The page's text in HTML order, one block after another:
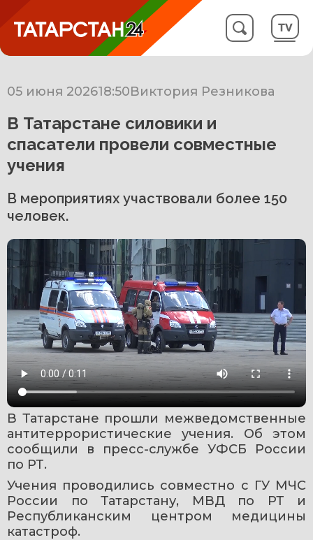
05 июня 202618:50Виктория Резникова
В Татарстане силовики и
спасатели провели совместные
учения
В мероприятиях участвовали более 150
человек.
В Татарстане прошли межведомственные
антитеррористические учения. Об этом
сообщили в пресс-службе УФСБ России
по РТ.
Учения проводились совместно с ГУ МЧС
России по Татарстану, МВД по РТ и
Республиканским центром медицины
катастроф.